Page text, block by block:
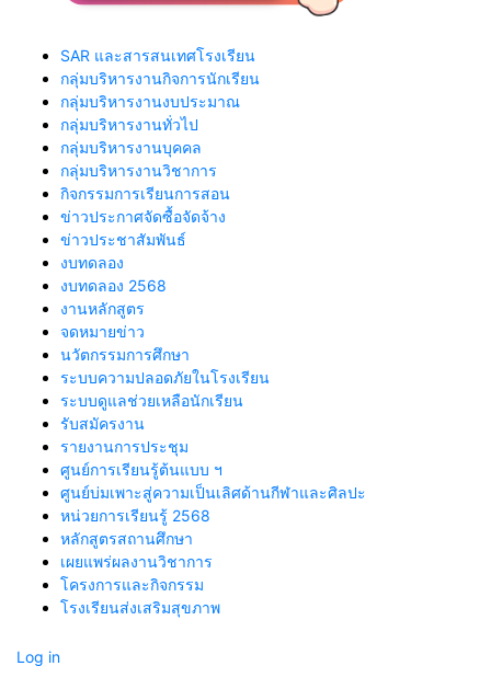
SAR และสารสนเทศโรงเรียน
กลุ่มบริหารงานกิจการนักเรียน
กลุ่มบริหารงานงบประมาณ
กลุ่มบริหารงานทั่วไป
กลุ่มบริหารงานบุคคล
กลุ่มบริหารงานวิชาการ
กิจกรรมการเรียนการสอน
ข่าวประกาศจัดซื้อจัดจ้าง
ข่าวประชาสัมพันธ์
งบทดลอง
งบทดลอง 2568
งานหลักสูตร
จดหมายข่าว
นวัตกรรมการศึกษา
ระบบความปลอดภัยในโรงเรียน
ระบบดูแลช่วยเหลือนักเรียน
รับสมัครงาน
รายงานการประชุม
ศูนย์การเรียนรู้ต้นแบบ ฯ
ศูนย์บ่มเพาะสู่ความเป็นเลิศด้านกีฬาและศิลปะ
หน่วยการเรียนรู้ 2568
หลักสูตรสถานศึกษา
เผยแพร่ผลงานวิชาการ
โครงการและกิจกรรม
โรงเรียนส่งเสริมสุขภาพ
Log in